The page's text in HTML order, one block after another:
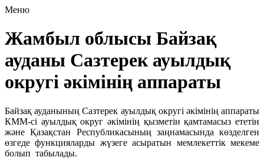
Меню
Жамбыл облысы Байзақ
ауданы Сазтерек ауылдық
округі әкімінің аппараты
Байзақ ауданының Сазтерек ауылдық округі әкімінің аппараты
КММ-сі ауылдық округ әкімінің қызметін қамтамасыз ететін
және Қазақстан Республикасының заңнамасында көзделген
өзгеде функцияларды жүзеге асыратын мемлекеттік мекеме
болып табылады.